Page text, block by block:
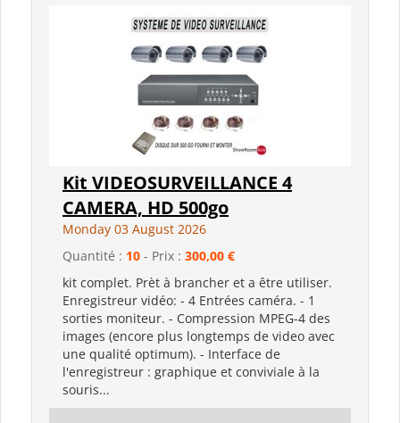
Kit VIDEOSURVEILLANCE 4
CAMERA, HD 500go
Monday 03 August 2026
Quantité : 10 - Prix : 300,00 €
kit complet. Prèt à brancher et a être utiliser.
Enregistreur vidéo: - 4 Entrées caméra. - 1
sorties moniteur. - Compression MPEG-4 des
images (encore plus longtemps de video avec
une qualité optimum). - Interface de
l'enregistreur : graphique et conviviale à la
souris...